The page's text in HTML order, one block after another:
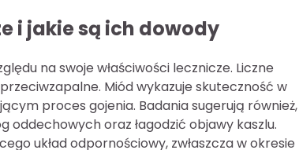
i jakie są ich dowody
na swoje właściwości lecznicze. Liczne
Miód wykazuje skuteczność w
proces gojenia. Badania sugerują również,
oraz łagodzić objawy kaszlu.
układ odpornościowy, zwłaszcza w okresie